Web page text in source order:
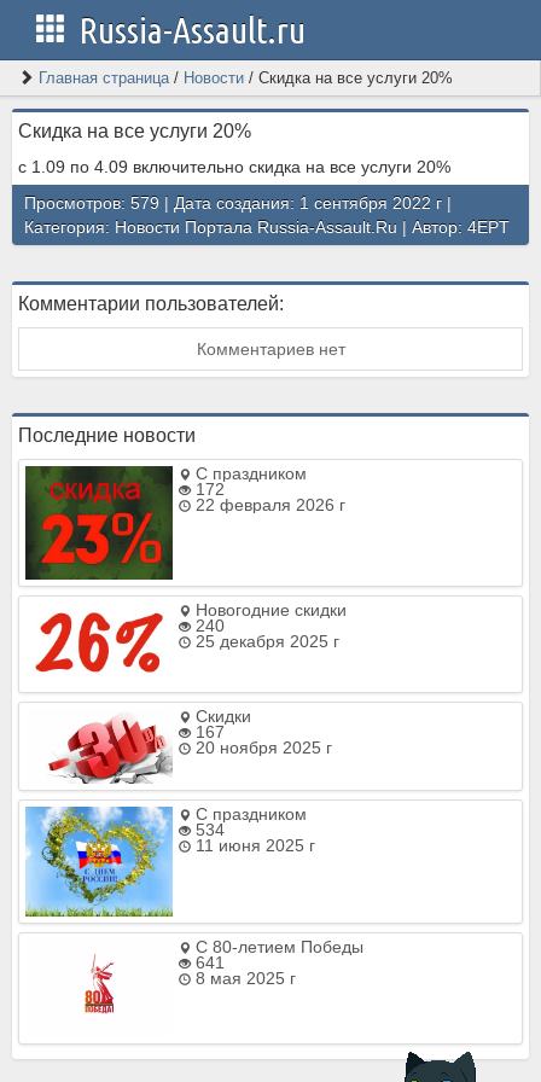
Russia-Assault.ru
Главная страница/ Новости / Скидка на все услуги 20%
Скидка на все услуги 20%
с 1.09 по 4.09 включительно скидка на все услуги 20%
Просмотров: 579 | Дата создания: 1 сентября 2022 г |
Категория: Новости Портала Russia-Assault.Ru | Автор: 4EPT
Комментарии пользователей:
Комментариев нет
Последние новости
С праздником
172
22 февраля 2026 г
Новогодние скидки
240
25 декабря 2025 г
Скидки
167
20 ноября 2025 г
С праздником
534
11 июня 2025 г
С 80-летием Победы
641
8 мая 2025 г